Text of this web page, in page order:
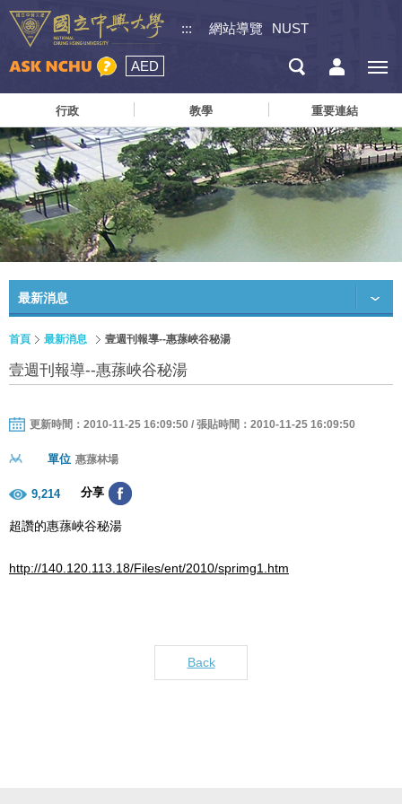
::: 網站導覽 NUST
AED
行政 教學 重要連結
最新消息
首頁 最新消息 壹週刊報導--惠蓀峽谷秘湯
壹週刊報導--惠蓀峽谷秘湯
更新時間：2010-11-25 16:09:50 / 張貼時間：2010-11-25 16:09:50
單位 惠蓀林場
9,214 分享
超讚的惠蓀峽谷秘湯
http://140.120.113.18/Files/ent/2010/sprimg1.htm
Back